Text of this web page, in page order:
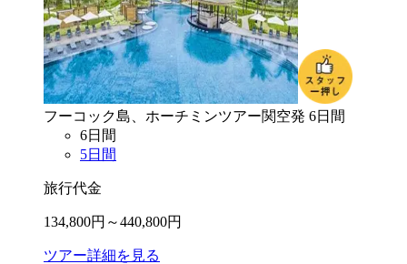
フーコック島、ホーチミンツアー関空発 6日間
6日間
5日間
旅行代金
134,800円～440,800円
ツアー詳細を見る